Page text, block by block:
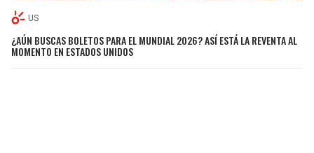
US
¿AÚN BUSCAS BOLETOS PARA EL MUNDIAL 2026? ASÍ ESTÁ LA REVENTA AL
MOMENTO EN ESTADOS UNIDOS